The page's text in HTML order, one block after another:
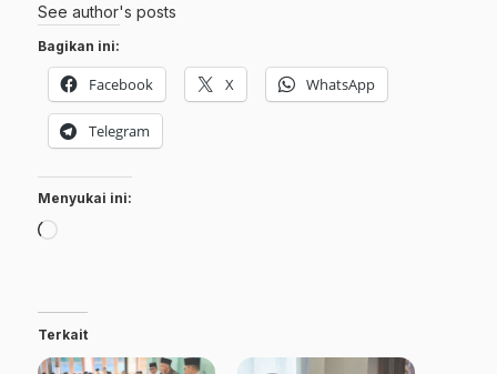
See author's posts
Bagikan ini:
Facebook X WhatsApp
Telegram
Menyukai ini:
Memuat...
Terkait